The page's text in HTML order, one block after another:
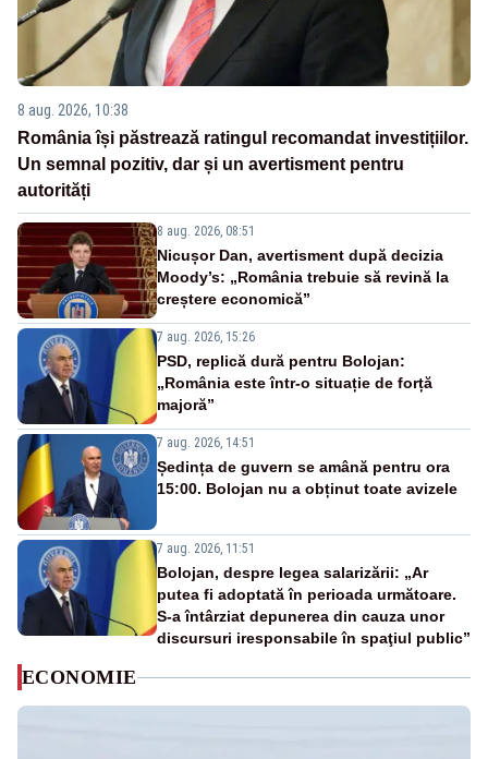
8 aug. 2026, 10:38
România își păstrează ratingul recomandat investițiilor.
Un semnal pozitiv, dar și un avertisment pentru
autorități
8 aug. 2026, 08:51
Nicușor Dan, avertisment după decizia
Moody’s: „România trebuie să revină la
creștere economică”
7 aug. 2026, 15:26
PSD, replică dură pentru Bolojan:
„România este într-o situație de forță
majoră”
7 aug. 2026, 14:51
Ședința de guvern se amână pentru ora
15:00. Bolojan nu a obținut toate avizele
7 aug. 2026, 11:51
Bolojan, despre legea salarizării: „Ar
putea fi adoptată în perioada următoare.
S-a întârziat depunerea din cauza unor
discursuri iresponsabile în spaţiul public”
ECONOMIE